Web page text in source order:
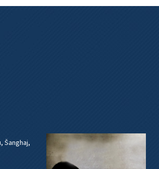
Šanghaj,